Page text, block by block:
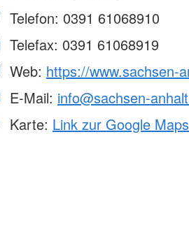
Telefon: 0391 61068910
Telefax: 0391 61068919
Web: https://www.sachsen-
E-Mail: info@sachsen-
Karte: Link zur Google